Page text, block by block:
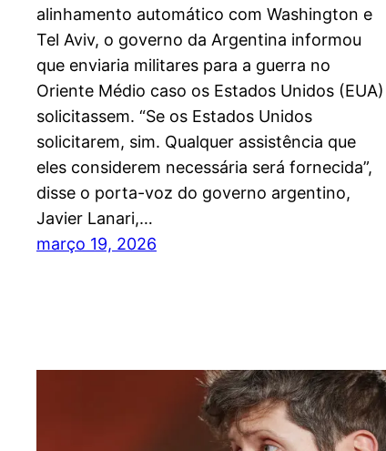
alinhamento automático com Washington e
Tel Aviv, o governo da Argentina informou
que enviaria militares para a guerra no
Oriente Médio caso os Estados Unidos (EUA)
solicitassem. “Se os Estados Unidos
solicitarem, sim. Qualquer assistência que
eles considerem necessária será fornecida”,
disse o porta-voz do governo argentino,
Javier Lanari,…
março 19, 2026